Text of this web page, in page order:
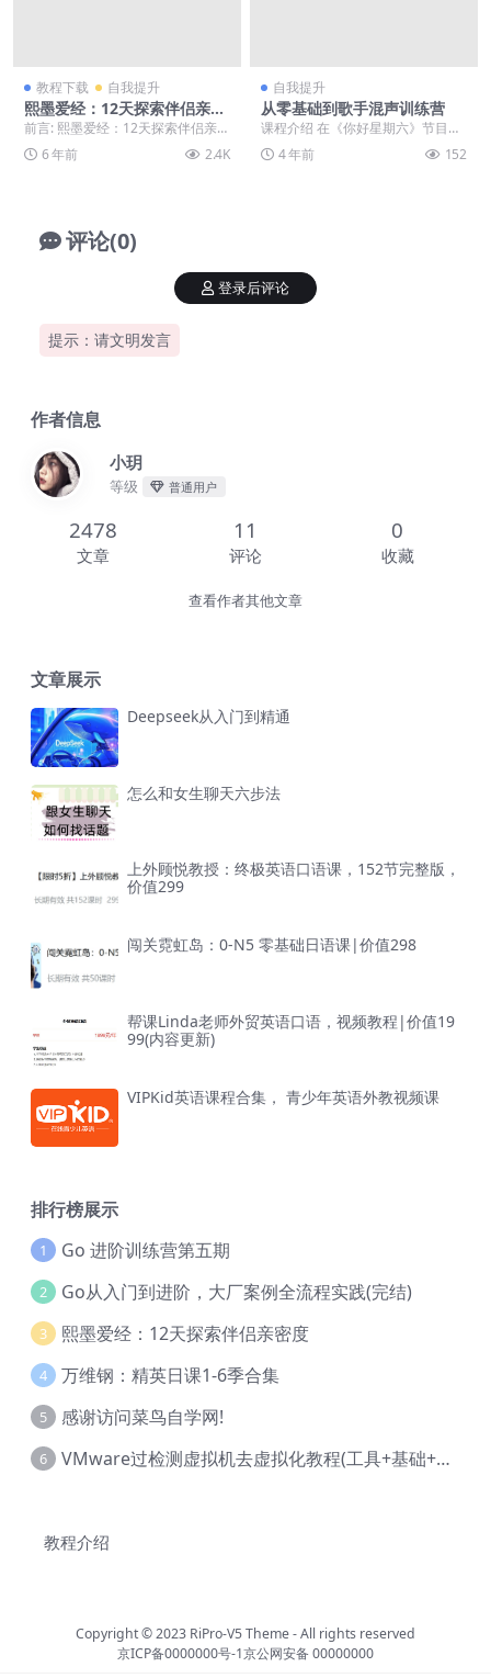
教程下载 自我提升
熙墨爱经：12天探索伴侣亲密
度
前言: 熙墨爱经：12天探索伴侣亲密
度，喜欢就下载吧。 正文: 怎样的
性关系，才...
6 年前 2.4K
自我提升
从零基础到歌手混声训练营
课程介绍 在《你好星期六》节目
中，声音教练郭潇雨运用专业的EV
T、IVA声乐技术...
4 年前 152
评论(0)
提示：请文明发言
登录后评论
作者信息
小玥
等级 普通用户
2478
文章
11
评论
0
收藏
查看作者其他文章
文章展示
Deepseek从入门到精通
怎么和女生聊天六步法
上外顾悦教授：终极英语口语课，152节完整版，
价值299
闯关霓虹岛：0-N5 零基础日语课|价值298
帮课Linda老师外贸英语口语，视频教程|价值19
99(内容更新)
VIPKid英语课程合集， 青少年英语外教视频课
排行榜展示
1 Go 进阶训练营第五期
2 Go从入门到进阶，大厂案例全流程实践(完结)
3 熙墨爱经：12天探索伴侣亲密度
4 万维钢：精英日课1-6季合集
5 感谢访问菜鸟自学网!
6 VMware过检测虚拟机去虚拟化教程(工具+基础+进阶)
教程介绍
Copyright © 2023 RiPro-V5 Theme- All rights reserved
京ICP备0000000号-1京公网安备 00000000